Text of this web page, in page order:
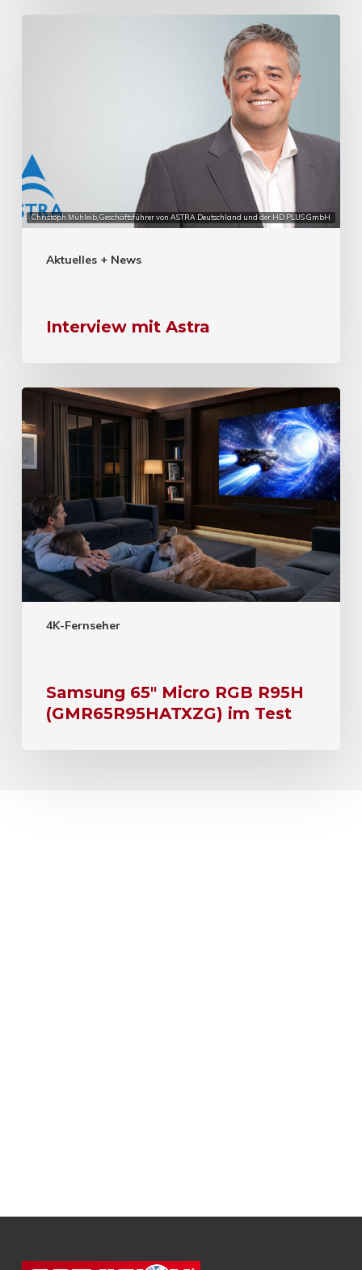
Christoph Mühleib, Geschäftsführer von ASTRA Deutschland und der HD PLUS GmbH
Aktuelles + News
Interview mit Astra
4K-Fernseher
Samsung 65″ Micro RGB R95H
(GMR65R95HATXZG) im Test